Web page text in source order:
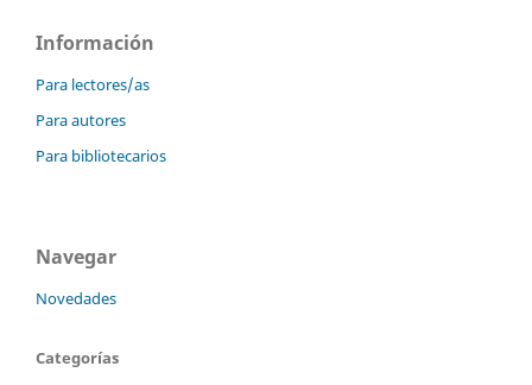
Información
Para lectores/as
Para autores
Para bibliotecarios
Navegar
Novedades
Categorías